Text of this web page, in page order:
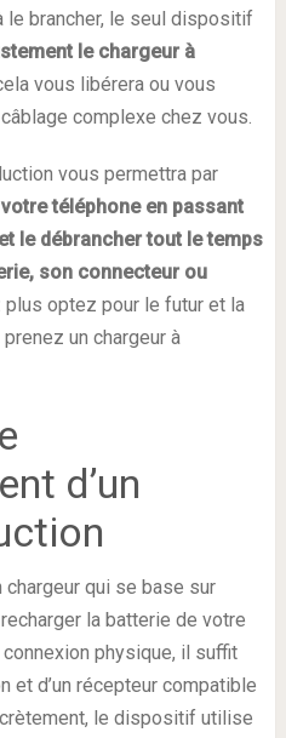
le brancher, le seul dispositif
le chargeur à
vous libérera ou vous
complexe chez vous.
vous permettra par
téléphone en passant
le débrancher tout le temps
son connecteur ou
plus optez pour le futur et la
un chargeur à
d’un
qui se base sur
la batterie de votre
physique, il suffit
et d’un récepteur compatible
le dispositif utilise